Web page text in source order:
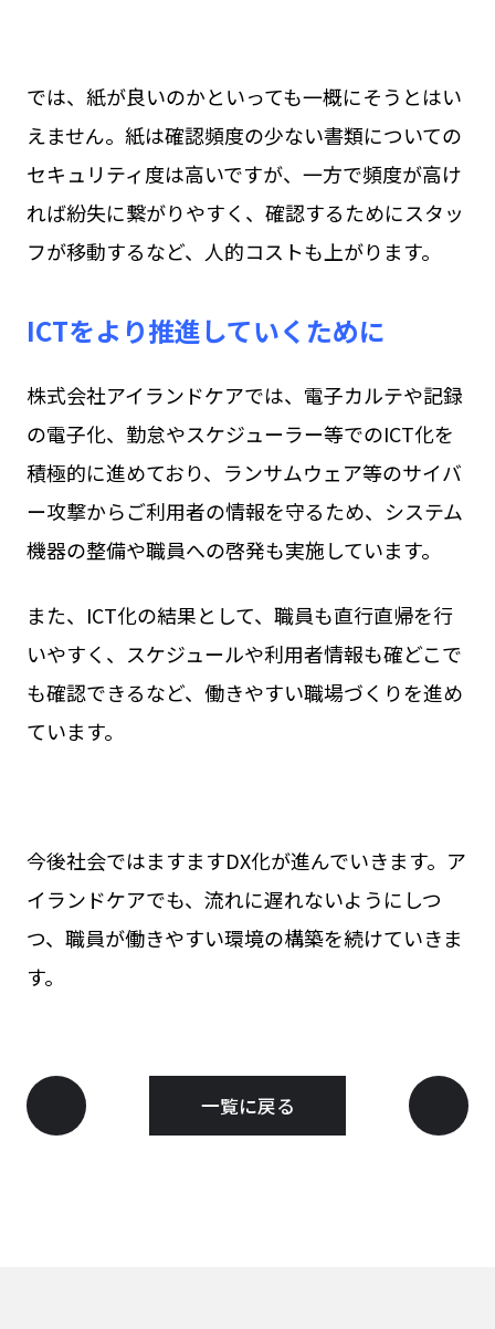
では、紙が良いのかといっても一概にそうとはい
えません。紙は確認頻度の少ない書類についての
セキュリティ度は高いですが、一方で頻度が高け
れば紛失に繋がりやすく、確認するためにスタッ
フが移動するなど、人的コストも上がります。
ICTをより推進していくために
株式会社アイランドケアでは、電子カルテや記録
の電子化、勤怠やスケジューラー等でのICT化を
積極的に進めており、ランサムウェア等のサイバ
ー攻撃からご利用者の情報を守るため、システム
機器の整備や職員への啓発も実施しています。
また、ICT化の結果として、職員も直行直帰を行
いやすく、スケジュールや利用者情報も確どこで
も確認できるなど、働きやすい職場づくりを進め
ています。
今後社会ではますますDX化が進んでいきます。ア
イランドケアでも、流れに遅れないようにしつ
つ、職員が働きやすい環境の構築を続けていきま
す。
一覧に戻る